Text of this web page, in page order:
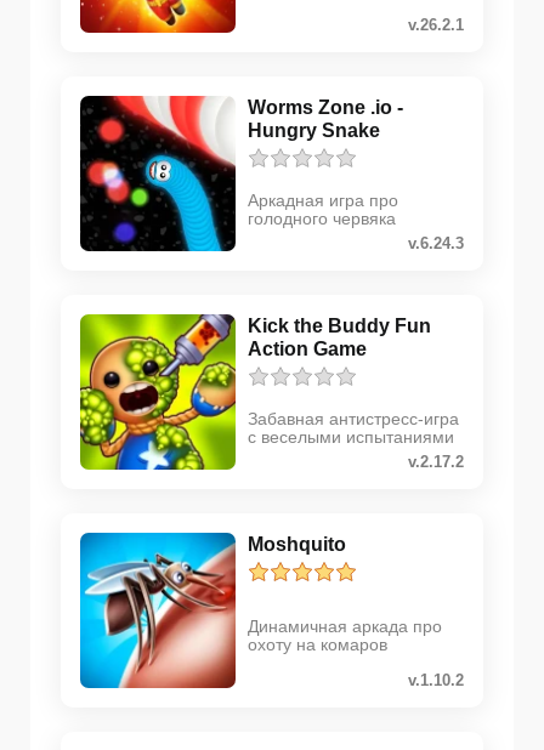
v.26.2.1
Worms Zone .io -
Hungry Snake
Аркадная игра про
голодного червяка
v.6.24.3
Kick the Buddy Fun
Action Game
Забавная антистресс-игра
с веселыми испытаниями
v.2.17.2
Moshquito
Динамичная аркада про
охоту на комаров
v.1.10.2